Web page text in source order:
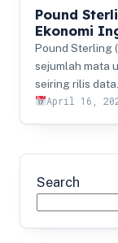
Pound
Ekonomi
Pound Sterling
sejumlah mata
seiring rilis
April 16,
Search